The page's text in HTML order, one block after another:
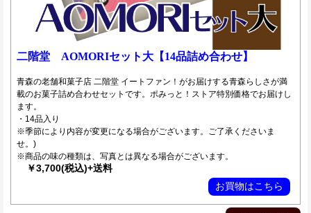
二階堂 AOMORIセット大【14品詰め合わせ】
青森の老舗和菓子店 二階堂 イートファン！がお届けする青森らしさが満
載のお菓子詰め合わせセットです。ポみっと！ストア特別価格でお届けし
ます。
・14品入り
※季節により内容が変更になる場合がございます。ご了承くださいま
せ。)
※商品の味の種類は、写真とは異なる場合がございます。
￥3,700(税込)+送料
お買物はこちら